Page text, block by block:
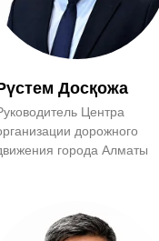
Досқожа
Центра
дорожного
города Алматы